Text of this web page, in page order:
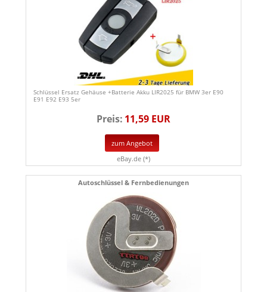
Schlüssel Ersatz Gehäuse +Batterie Akku LIR2025 für BMW 3er E90
E91 E92 E93 5er
Preis: 11,59 EUR
zum Angebot
eBay.de (*)
Autoschlüssel & Fernbedienungen